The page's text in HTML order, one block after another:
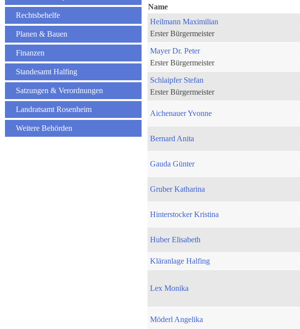
Rechtsbehelfe
Planen & Bauen
Finanzen
Standesamt Halfing
Satzungen & Verordnungen
Landratsamt Rosenheim
Weitere Behörden
Name
Heilmann Maximilian
Erster Bürgermeister
Mayer Dr. Peter
Erster Bürgermeister
Schlaipfer Stefan
Erster Bürgermeister
Aichenauer Yvonne
Bernard Anita
Gauda Günter
Gruber Katharina
Hinterstocker Kristina
Huber Elisabeth
Kläranlage Halfing
Lex Monika
Möderl Angelika